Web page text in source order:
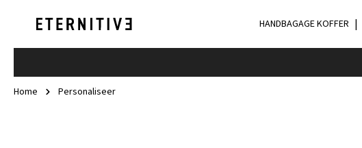
HANDBAGAGE KOFFER
Home Personaliseer